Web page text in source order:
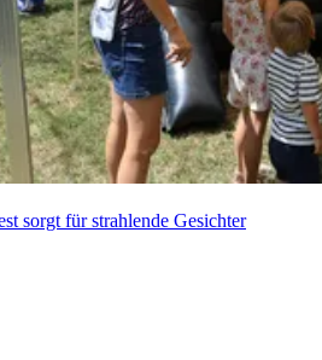
sorgt für strahlende Gesichter